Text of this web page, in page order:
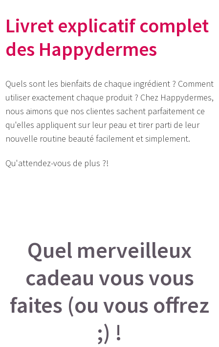
Livret explicatif complet
des Happydermes
Quels sont les bienfaits de chaque ingrédient ? Comment
utiliser exactement chaque produit ? Chez Happydermes,
nous aimons que nos clientes sachent parfaitement ce
qu'elles appliquent sur leur peau et tirer parti de leur
nouvelle routine beauté facilement et simplement.
Qu'attendez-vous de plus ?!
Quel merveilleux
cadeau vous vous
faites (ou vous offrez
;) !